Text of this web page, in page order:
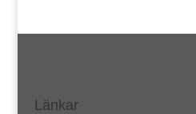
Länkar